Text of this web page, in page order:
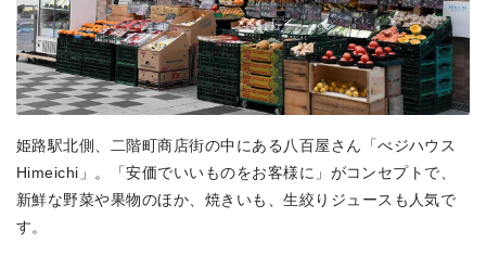
姫路駅北側、二階町商店街の中にある八百屋さん「べジハウス
Himeichi」。「安価でいいものをお客様に」がコンセプトで、
新鮮な野菜や果物のほか、焼きいも、生絞りジュースも人気で
す。